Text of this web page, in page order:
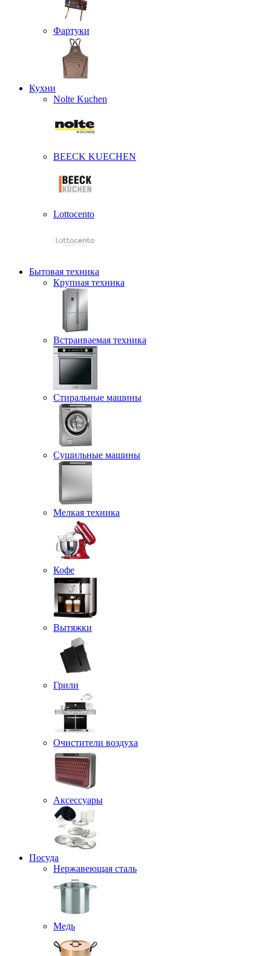
Фартуки
Кухни
Nolte Kuchen
BEECK KUECHEN
Lottocento
Бытовая техника
Крупная техника
Встраиваемая техника
Стиральные машины
Сушильные машины
Мелкая техника
Кофе
Вытяжки
Грили
Очистители воздуха
Аксессуары
Посуда
Нержавеющая сталь
Медь